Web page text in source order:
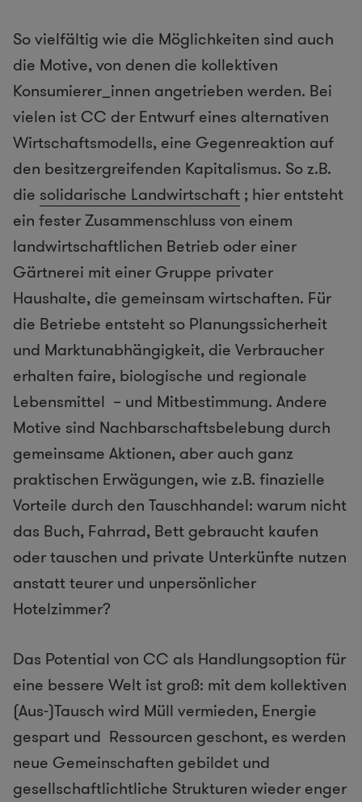
So vielfältig wie die Möglichkeiten sind auch
die Motive, von denen die kollektiven
Konsumierer_innen angetrieben werden. Bei
vielen ist CC der Entwurf eines alternativen
Wirtschaftsmodells, eine Gegenreaktion auf
den besitzergreifenden Kapitalismus. So z.B.
die solidarische Landwirtschaft ; hier entsteht
ein fester Zusammenschluss von einem
landwirtschaftlichen Betrieb oder einer
Gärtnerei mit einer Gruppe privater
Haushalte, die gemeinsam wirtschaften. Für
die Betriebe entsteht so Planungssicherheit
und Marktunabhängigkeit, die Verbraucher
erhalten faire, biologische und regionale
Lebensmittel – und Mitbestimmung. Andere
Motive sind Nachbarschaftsbelebung durch
gemeinsame Aktionen, aber auch ganz
praktischen Erwägungen, wie z.B. finazielle
Vorteile durch den Tauschhandel: warum nicht
das Buch, Fahrrad, Bett gebraucht kaufen
oder tauschen und private Unterkünfte nutzen
anstatt teurer und unpersönlicher
Hotelzimmer?
Das Potential von CC als Handlungsoption für
eine bessere Welt ist groß: mit dem kollektiven
(Aus-)Tausch wird Müll vermieden, Energie
gespart und Ressourcen geschont, es werden
neue Gemeinschaften gebildet und
gesellschaftlichtliche Strukturen wieder enger